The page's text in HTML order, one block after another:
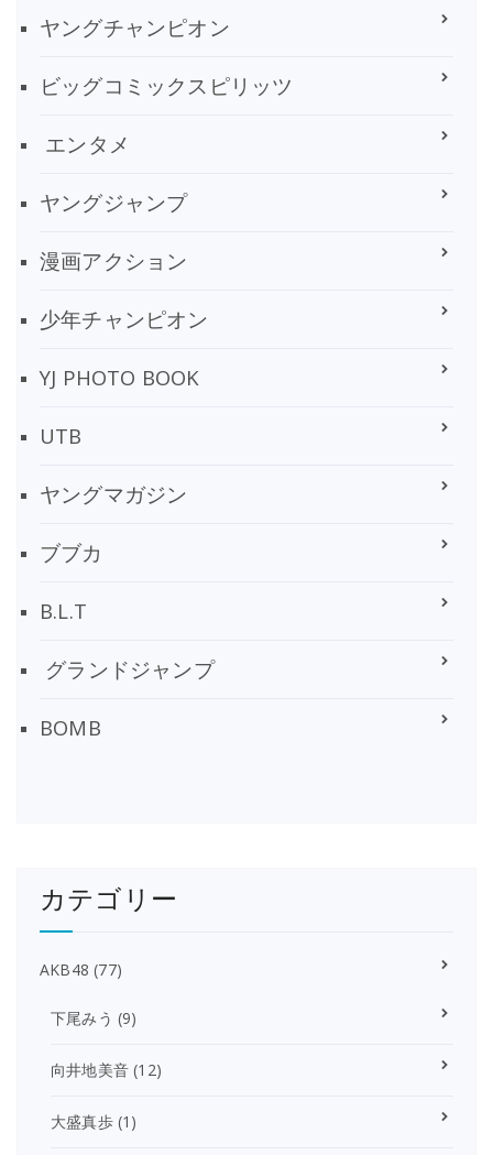
ヤングチャンピオン
ビッグコミックスピリッツ
エンタメ
ヤングジャンプ
漫画アクション
少年チャンピオン
YJ PHOTO BOOK
UTB
ヤングマガジン
ブブカ
B.L.T
グランドジャンプ
BOMB
カテゴリー
AKB48 (77)
下尾みう (9)
向井地美音 (12)
大盛真歩(1)